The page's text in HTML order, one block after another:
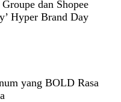
dan Shopee
Hyper Brand Day
yang BOLD Rasa